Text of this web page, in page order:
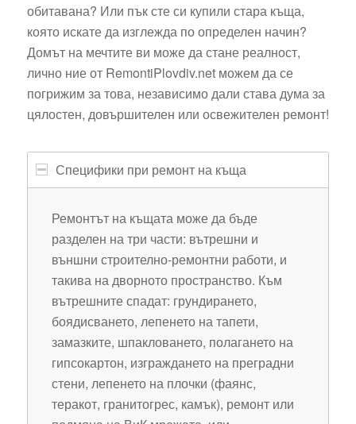
обитавана? Или пък сте си купили стара къща,
която искате да изглежда по определен начин?
Домът на мечтите ви може да стане реалност,
лично ние от RemontiPlovdiv.net можем да се
погрижим за това, независимо дали става дума за
цялостен, довършителен или освежителен ремонт!
Специфики при ремонт на къща
Ремонтът на къщата може да бъде
разделен на три части: вътрешни и
външни строително-ремонтни работи, и
такива на дворното пространство. Към
вътрешните спадат: грундирането,
боядисването, лепенето на тапети,
замазките, шпакловането, полагането на
гипсокартон, изграждането на преградни
стени, лепенето на плочки (фаянс,
теракот, гранитогрес, камък), ремонт или